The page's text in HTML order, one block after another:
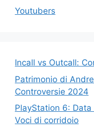
Youtubers
Incall vs Outcall:
Patrimonio di
Controversie 2024
PlayStation 6:
Voci di corridoio